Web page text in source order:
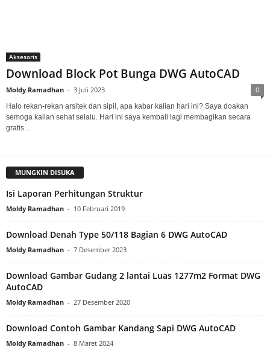
Aksesoris
Download Block Pot Bunga DWG AutoCAD
Moldy Ramadhan - 3 Juli 2023 0
Halo rekan-rekan arsitek dan sipil, apa kabar kalian hari ini? Saya doakan
semoga kalian sehat selalu. Hari ini saya kembali lagi membagikan secara
gratis...
MUNGKIN DISUKA
Isi Laporan Perhitungan Struktur
Moldy Ramadhan - 10 Februari 2019
Download Denah Type 50/118 Bagian 6 DWG AutoCAD
Moldy Ramadhan - 7 Desember 2023
Download Gambar Gudang 2 lantai Luas 1277m2 Format DWG
AutoCAD
Moldy Ramadhan - 27 Desember 2020
Download Contoh Gambar Kandang Sapi DWG AutoCAD
Moldy Ramadhan - 8 Maret 2024